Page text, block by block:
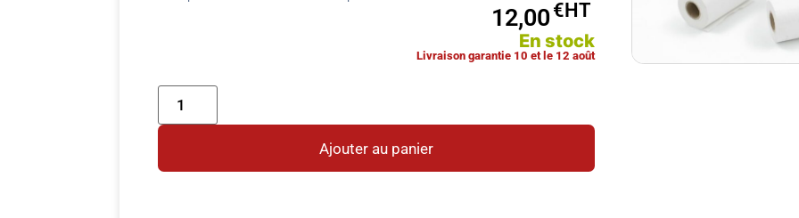
12,00€
En stock
Livraison garantie 10 et le 12 août
Ajouter au panier